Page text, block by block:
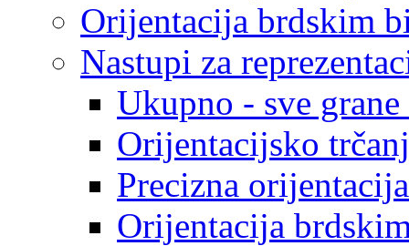
Orijentacija brdskim
Nastupi za
Ukupno - sve
Orijentacijsko
Precizna orijentacija
Orijentacija